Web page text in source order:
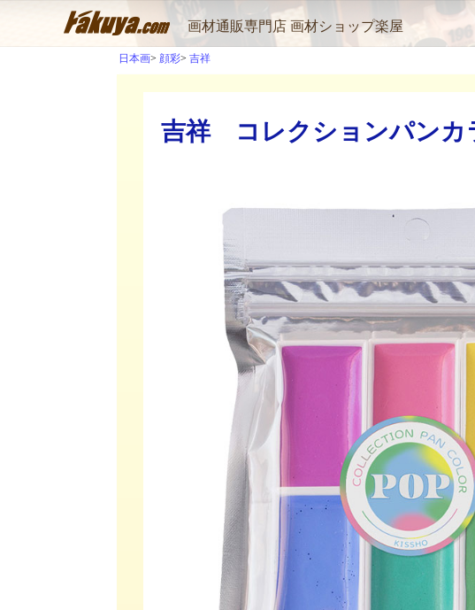
画材通販専門店 画材ショップ楽屋
日本画 顔彩 吉祥
吉祥 コレクションパンカ